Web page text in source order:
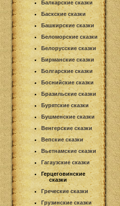
Балкарские сказки
Баскские сказки
Башкирские сказки
Беломорские сказки
Белорусские сказки
Бирманские сказки
Болгарские сказки
Боснийские сказки
Бразильские сказки
Бурятские сказки
Бушменские сказки
Венгерские сказки
Вепские сказки
Вьетнамские сказки
Гагаузские сказки
Герцеговинские
сказки
Греческие сказки
Грузинские сказки